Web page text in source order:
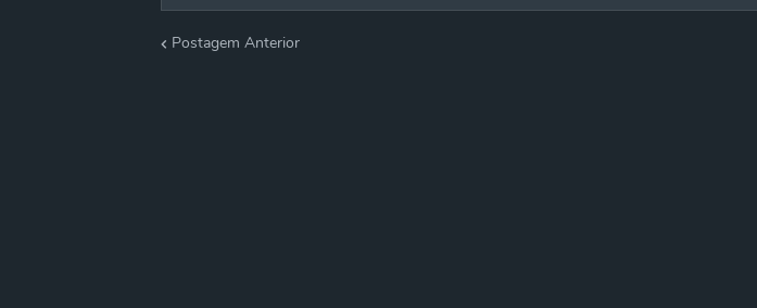
Postagem Anterior